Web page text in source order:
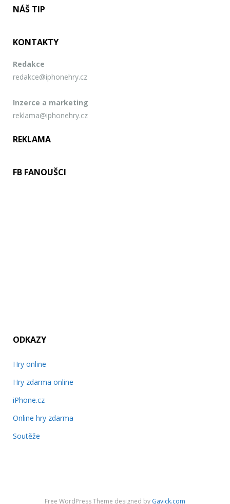
NÁŠ TIP
KONTAKTY
Redakce
redakce@iphonehry.cz
Inzerce a marketing
reklama@iphonehry.cz
REKLAMA
FB FANOUŠCI
ODKAZY
Hry online
Hry zdarma online
iPhone.cz
Online hry zdarma
Soutěže
Free WordPress Theme designed by Gavick.com